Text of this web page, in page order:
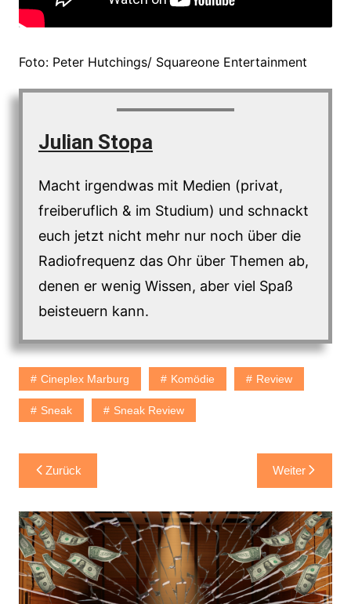
Foto: Peter Hutchings/ Squareone Entertainment
Julian Stopa
Macht irgendwas mit Medien (privat,
freiberuflich & im Studium) und schnackt
euch jetzt nicht mehr nur noch über die
Radiofrequenz das Ohr über Themen ab,
denen er wenig Wissen, aber viel Spaß
beisteuern kann.
Cineplex Marburg Komödie Review
Sneak Sneak Review
Beitragsnavigation
Zurück Weiter